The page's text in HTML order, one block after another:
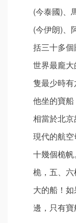
(今泰國)、
(今伊朗)、
括三十多
世界最龐
隻最少時有
他坐的寶船
相當於北
現代的航
十幾個桅
桅，五、
大的船！
邊，只有寶